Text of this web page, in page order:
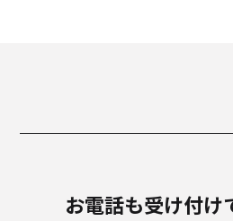
お電話も受け付け